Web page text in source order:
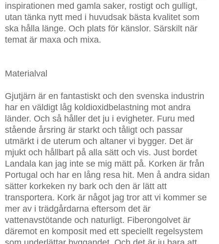
inspirationen med gamla saker, rostigt och gulligt,
utan tänka nytt med i huvudsak bästa kvalitet som
ska hålla länge. Och plats för känslor. Särskilt när
temat är maxa och mixa.
Materialval
Gjutjärn är en fantastiskt och den svenska industrin
har en väldigt låg koldioxidbelastning mot andra
länder. Och så håller det ju i evigheter. Furu med
stående årsring är starkt och tåligt och passar
utmärkt i de uterum och altaner vi bygger. Det är
mjukt och hållbart på alla sätt och vis. Just bordet
Landala kan jag inte se mig mätt på. Korken är från
Portugal och har en lång resa hit. Men å andra sidan
sätter korkeken ny bark och den är lätt att
transportera. Kork är något jag tror att vi kommer se
mer av i trädgårdarna eftersom det är
vattenavstötande och naturligt. Fiberongolvet är
däremot en komposit med ett speciellt regelsystem